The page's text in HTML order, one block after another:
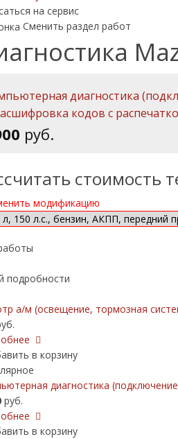
на сервис
Сменить раздел работ
диагностика
кодов с
руб.
стоимость
модификацию
подробности
а/м (освещение, тормозная
в корзину
диагностика
руб.
в корзину